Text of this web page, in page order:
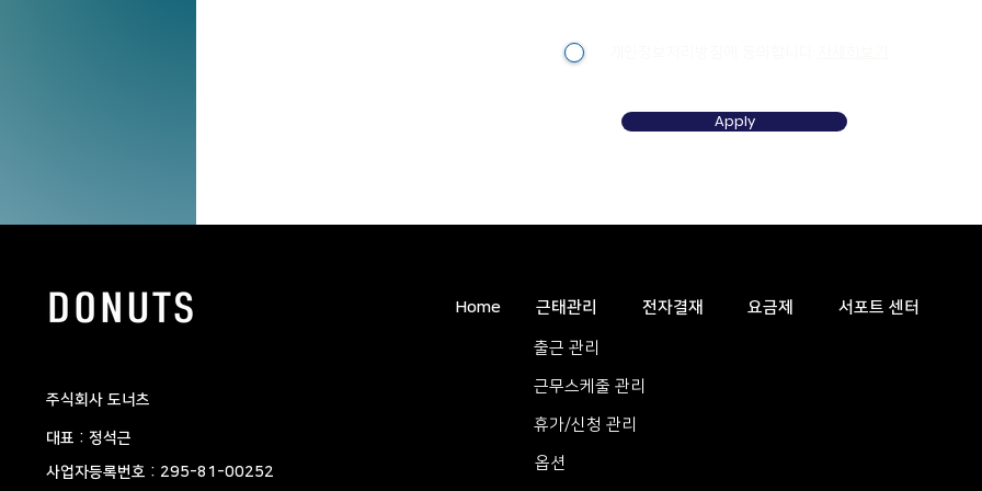
Apply
​주식회사 도너츠
대표 : 정석근
사업자등록번호 : 295-81-00252
Home 근태관리 전자결재 요금제 서포트 센터
출근 관리
근무스케줄 관리
휴가/신청 관리
옵션